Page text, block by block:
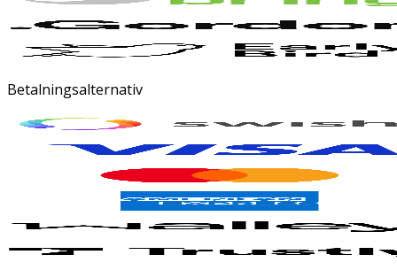
Betalningsalternativ